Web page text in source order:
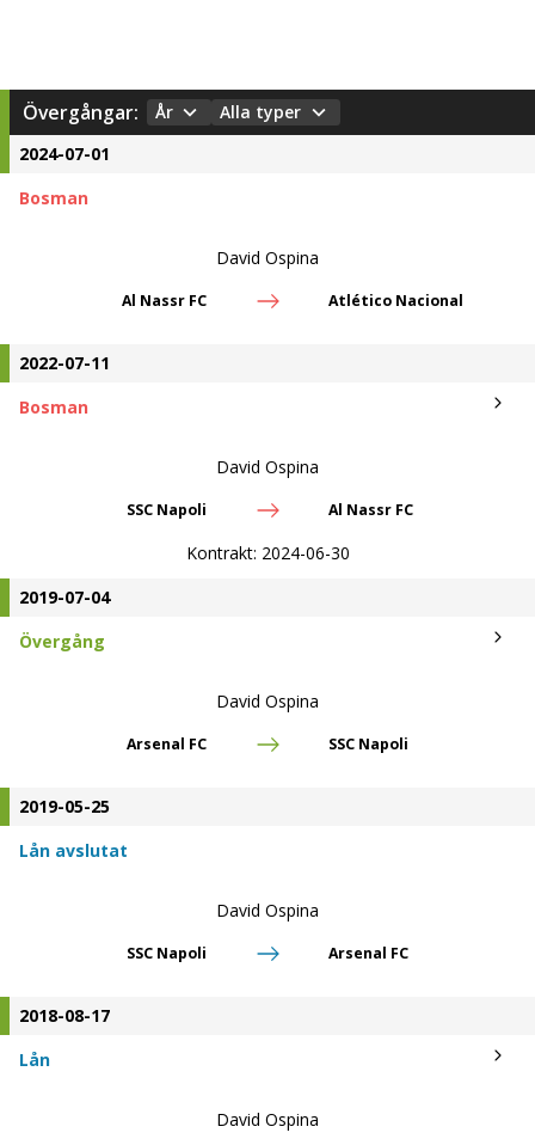
Övergångar: År
Alla typer
2024-07-01
Bosman
David Ospina
Al Nassr FC Atlético Nacional
2022-07-11
Bosman
David Ospina
SSC Napoli Al Nassr FC
Kontrakt: 2024-06-30
2019-07-04
Övergång
David Ospina
Arsenal FC SSC Napoli
2019-05-25
Lån avslutat
David Ospina
SSC Napoli Arsenal FC
2018-08-17
Lån
David Ospina